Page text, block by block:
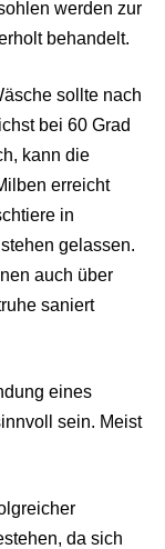
werden zur
behandelt.
sollte nach
bei 60 Grad
kann die
erreicht
in
gelassen.
auch über
saniert
eines
sein. Meist
da sich